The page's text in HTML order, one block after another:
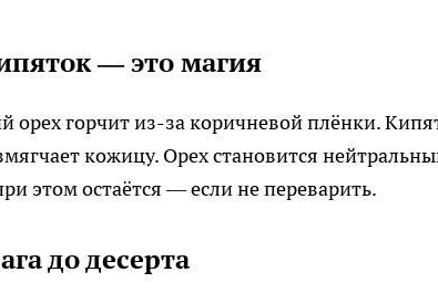
— это магия
орех горчит из-за коричневой плёнки.
кожицу. Орех становится
этом остаётся — если не переварить.
до десерта